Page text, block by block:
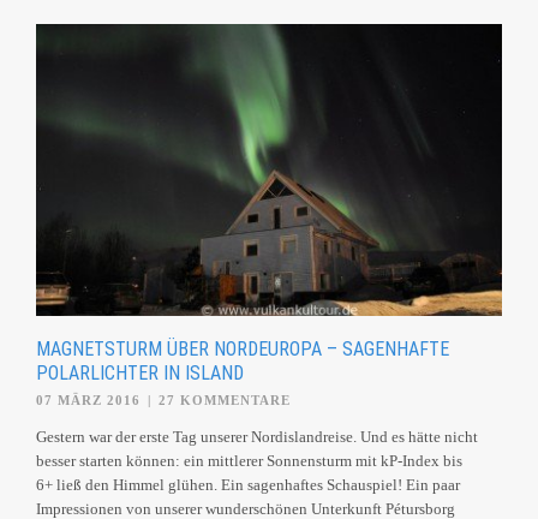
MAGNETSTURM ÜBER NORDEUROPA – SAGENHAFTE
POLARLICHTER IN ISLAND
07 MÄRZ 2016 | 27 KOMMENTARE
Gestern war der erste Tag unserer Nordislandreise. Und es hätte nicht
besser starten können: ein mittlerer Sonnensturm mit kP-Index bis
6+ ließ den Himmel glühen. Ein sagenhaftes Schauspiel! Ein paar
Impressionen von unserer wunderschönen Unterkunft Pétursborg